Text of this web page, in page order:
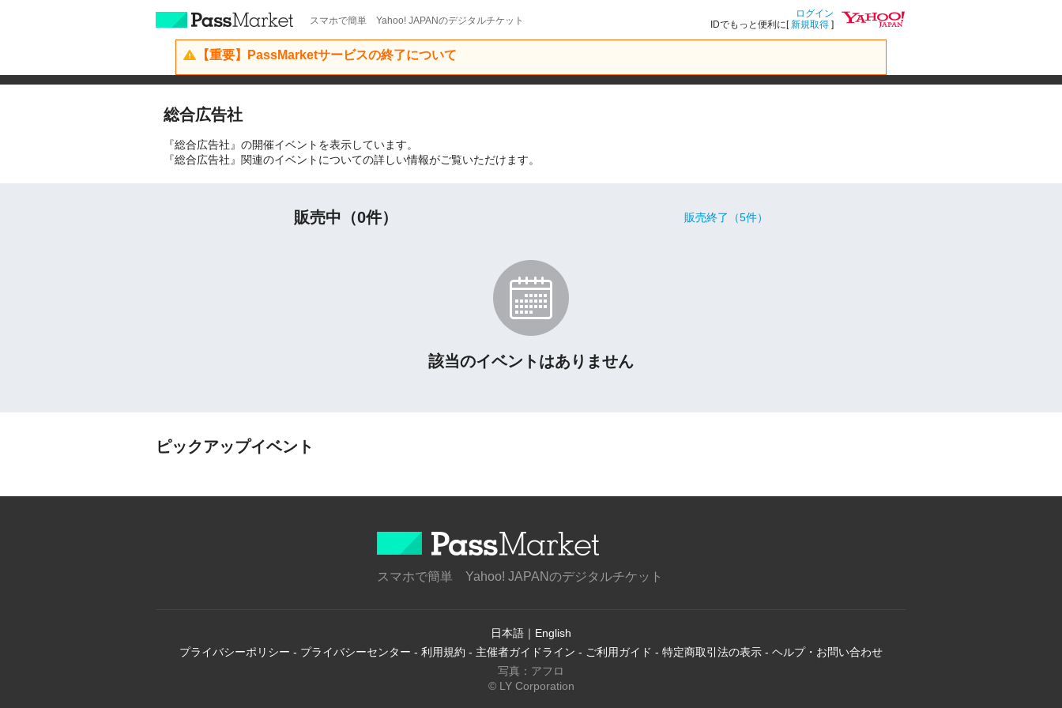
スマホで簡単 Yahoo! JAPANのデジタルチケット
ログイン
IDでもっと便利に[新規取得 ]
【重要】PassMarketサービスの終了について
総合広告社
『総合広告社』の開催イベントを表示しています。
『総合広告社』関連のイベントについての詳しい情報がご覧いただけます。
販売中（0件） 販売終了（5件）
該当のイベントはありません
ピックアップイベント
スマホで簡単 Yahoo! JAPANのデジタルチケット
日本語 ｜ English
プライバシーポリシー - プライバシーセンター - 利用規約 - 主催者ガイドライン - ご利用ガイド - 特定商取引法の表示 - ヘルプ・お問い合わせ
写真：アフロ
© LY Corporation